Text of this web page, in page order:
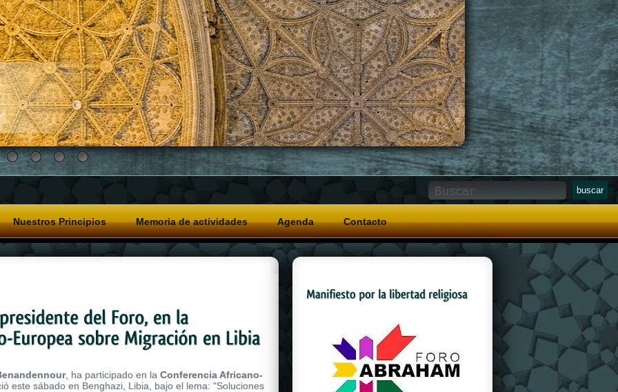
Nuestros Principios Memoria de actividades Agenda Contacto
, ha participado en la Conferencia Africano-
este sábado en Benghazi, Libia, bajo el lema: "Soluciones